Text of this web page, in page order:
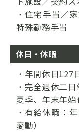
・住宅手当／
特殊勤務手当
休日・休暇
・年間休日127
・完全週休二
夏季、年末年始
・有給休暇：
変動）